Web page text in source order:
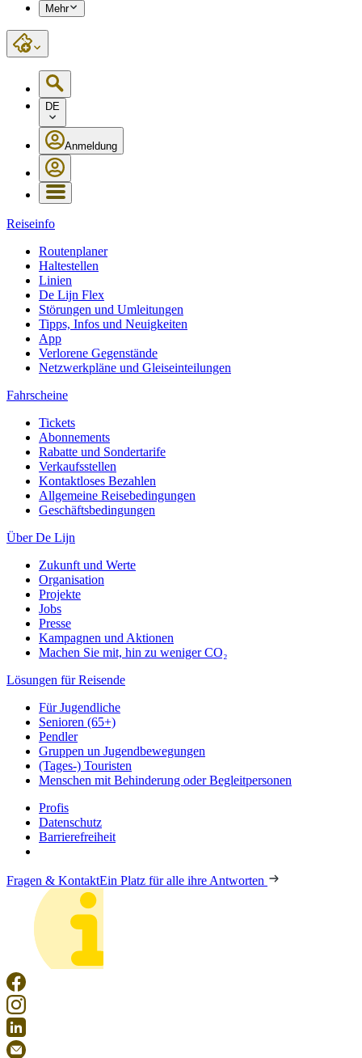
Mehr
DE
Anmeldung
Reiseinfo
Routenplaner
Haltestellen
Linien
De Lijn Flex
Störungen und Umleitungen
Tipps, Infos und Neuigkeiten
App
Verlorene Gegenstände
Netzwerkpläne und Gleiseinteilungen
Fahrscheine
Tickets
Abonnements
Rabatte und Sondertarife
Verkaufsstellen
Kontaktloses Bezahlen
Allgemeine Reisebedingungen
Geschäftsbedingungen
Über De Lijn
Zukunft und Werte
Organisation
Projekte
Jobs
Presse
Kampagnen und Aktionen
Machen Sie mit, hin zu weniger CO₂
Lösungen für Reisende
Für Jugendliche
Senioren (65+)
Pendler
Gruppen un Jugendbewegungen
(Tages-) Touristen
Menschen mit Behinderung oder Begleitpersonen
Profis
Datenschutz
Barrierefreiheit
Fragen & KontaktEin Platz für alle ihre Antworten